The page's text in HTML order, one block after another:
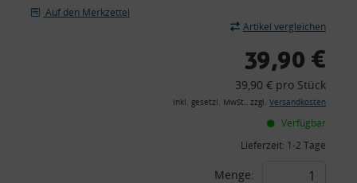
Auf den Merkzettel
Artikel vergleichen
39,90 €
39,90 € pro Stück
inkl. gesetzl. MwSt., zzgl. Versandkosten
Verfügbar
Lieferzeit: 1-2 Tage
Menge: